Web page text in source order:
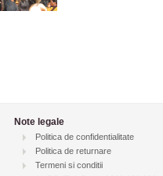
Note legale
Politica de confidentialitate
Politica de returnare
Termeni si conditii